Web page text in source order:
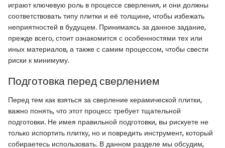
играют ключевую роль в процессе сверления, и они должны
соответствовать типу плитки и её толщине, чтобы избежать
неприятностей в будущем. Принимаясь за данное задание,
прежде всего, стоит ознакомится с особенностями тех или
иных материалов, а также с самим процессом, чтобы свести
риски к минимуму.
Подготовка перед сверлением
Перед тем как взяться за сверление керамической плитки,
важно понять, что этот процесс требует тщательной
подготовки. Не имея правильной подготовки, вы рискуете не
только испортить плитку, но и повредить инструмент, который
собираетесь использовать. В данном разделе мы обсудим,